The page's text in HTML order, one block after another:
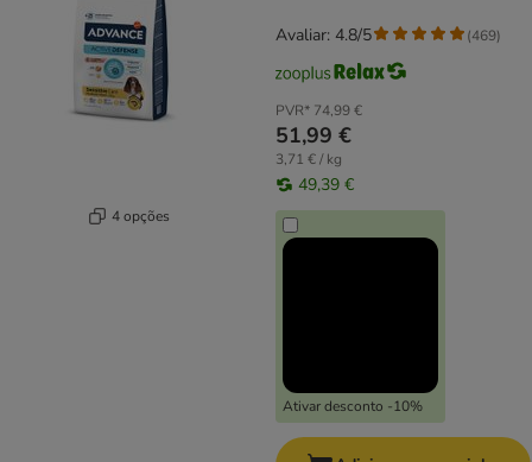
4 opções
PVR* 74,99 €
51,99 €
3,71 € / kg
49,39 €
Ativar desconto -10%
Avaliar: 4.8/5 (469)